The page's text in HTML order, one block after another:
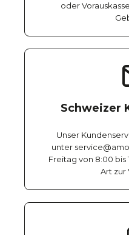
oder
Schweizer
Unser
unter
Freitag von 8:00 bis
Art zur